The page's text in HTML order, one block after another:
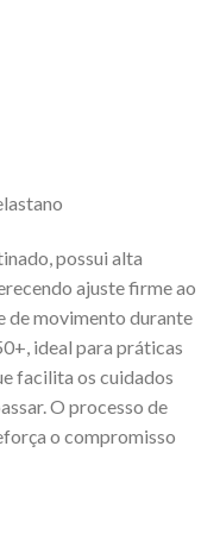
possui alta
ajuste firme ao
de movimento durante
ideal para práticas
facilita os cuidados
O processo de
o compromisso